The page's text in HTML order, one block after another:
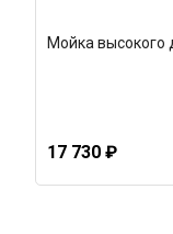
Мойка высокого
17 730 ₽